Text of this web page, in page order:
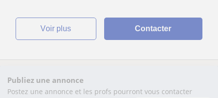
voir plus Contacter
Publiez une annonce
Postez une annonce et les profs pourront vous contacter